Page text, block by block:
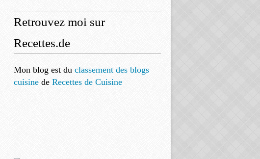
Retrouvez moi sur
Recettes.de
Mon blog est du classement des blogs
cuisine de Recettes de Cuisine